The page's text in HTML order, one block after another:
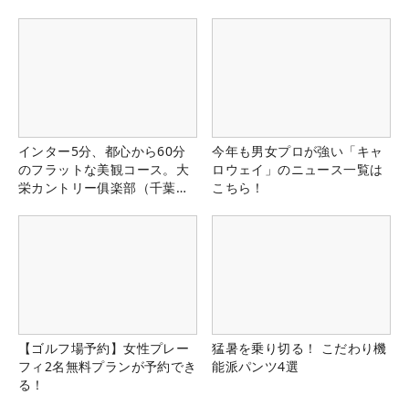
インター5分、都心から60分
のフラットな美観コース。大
栄カントリー俱楽部（千葉
今年も男女プロが強い「キャ
ロウェイ」のニュース一覧は
こちら！
【ゴルフ場予約】女性プレー
フィ2名無料プランが予約でき
る！
猛暑を乗り切る！ こだわり機
能派パンツ4選